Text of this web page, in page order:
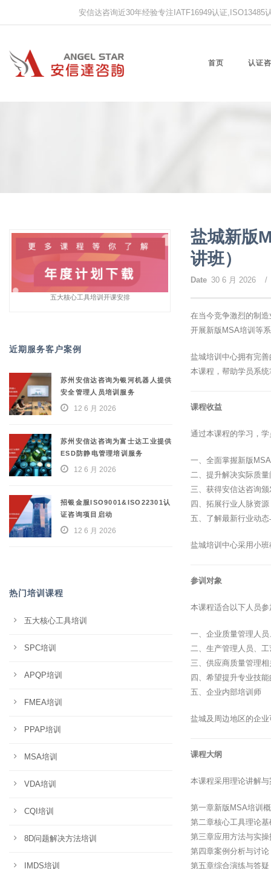
安信达咨询近30年经验专注IATF16949认证
首页 认证
盐城新版
讲班）
Date 30 6 月 2026 /
在当今竞争激烈的制
开展新版MSA培训等
盐城培训中心拥有完
本课程，帮助学员系
课程收益
通过本课程的学习，
一、全面掌握新版
二、提升解决实际质
三、获得安信达咨询
四、拓展行业人脉资
五、了解最新行业动
盐城培训中心采用小
参训对象
本课程适合以下人员参
一、企业质量管理人
二、生产管理人员、
三、供应商质量管理
四、希望提升专业技
五、企业内部培训师
盐城及周边地区的企
课程大纲
本课程采用理论讲解
第一章新版MSA培训
第二章核心工具理论基
第三章应用方法与实操
第四章案例分析与讨论
第五章综合演练与答疑
五大核心工具培训开课安排
近期服务客户案例
苏州安信达咨询为银河机器人提供
安全管理人员培训服务
12 6 月 2026
苏州安信达咨询为富士达工业提供
ESD防静电管理培训服务
12 6 月 2026
招银金服ISO9001&ISO22301认
证咨询项目启动
12 6 月 2026
热门培训课程
五大核心工具培训
SPC培训
APQP培训
FMEA培训
PPAP培训
MSA培训
VDA培训
CQI培训
8D问题解决方法培训
IMDS培训